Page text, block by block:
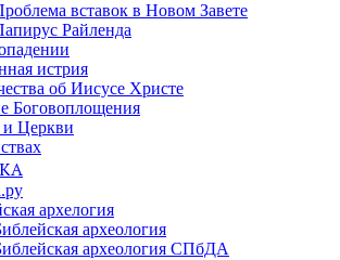
вставок в Новом Завете
Райленда
истрия
об Иисусе Христе
Боговоплощения
и Церкви
архелогия
археология
археология СПбДА